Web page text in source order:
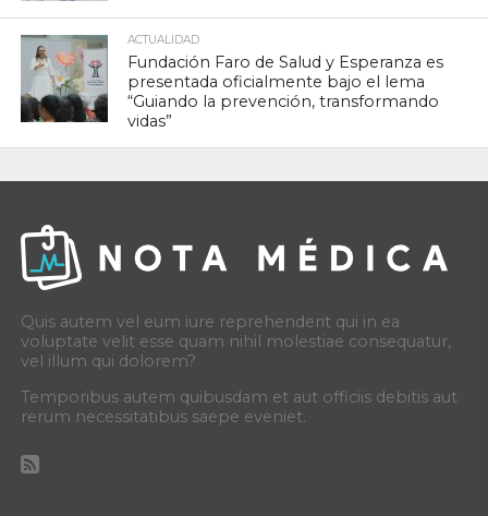
ACTUALIDAD
Fundación Faro de Salud y Esperanza es
presentada oficialmente bajo el lema
“Guiando la prevención, transformando
vidas”
Quis autem vel eum iure reprehenderit qui in ea
voluptate velit esse quam nihil molestiae consequatur,
vel illum qui dolorem?
Temporibus autem quibusdam et aut officiis debitis aut
rerum necessitatibus saepe eveniet.